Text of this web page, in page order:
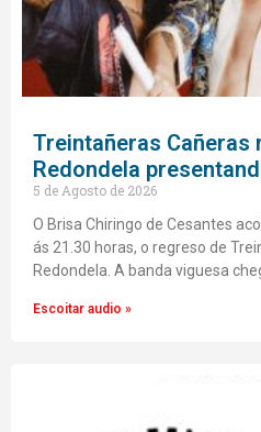
Treintañeras Cañeras
Redondela
5 de Agosto de 2026
O Brisa Chiringo de Cesantes
ás 21.30 horas, o regreso de
Redondela. A banda viguesa
Escoitar audio »